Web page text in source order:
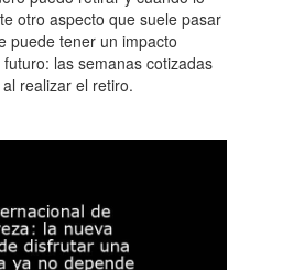
otro aspecto que suele pasar
puede tener un impacto
las semanas cotizadas
realizar el retiro.